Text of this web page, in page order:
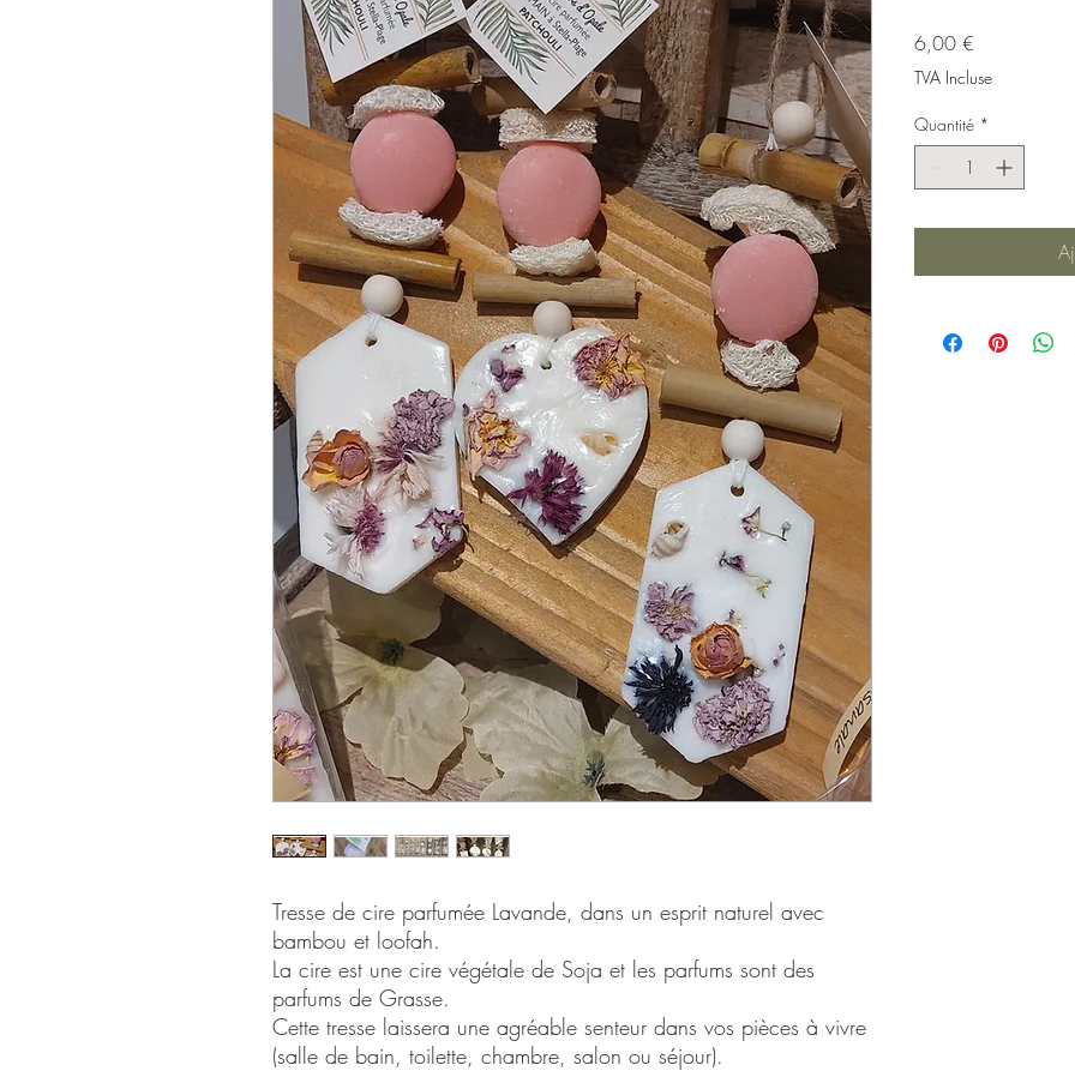
Tresse de cire parfumée Lavande, dans un esprit naturel avec
bambou et loofah.
La cire est une cire végétale de Soja et les parfums sont des
parfums de Grasse.
Cette tresse laissera une agréable senteur dans vos pièces à vivre
(salle de bain, toilette, chambre, salon ou séjour).
6,00 €
TVA Incluse
Quantité *